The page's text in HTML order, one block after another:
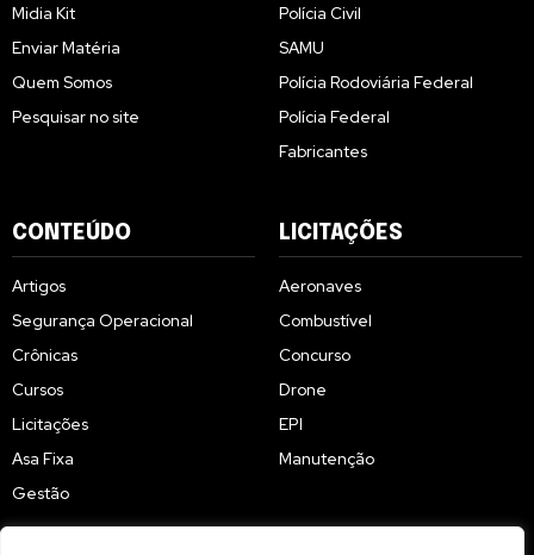
Midia Kit
Enviar Matéria
Quem Somos
Pesquisar no site
Polícia Civil
SAMU
Polícia Rodoviária Federal
Polícia Federal
Fabricantes
CONTEÚDO
Artigos
Segurança Operacional
Crônicas
Cursos
Licitações
Asa Fixa
Gestão
LICITAÇÕES
Aeronaves
Combustível
Concurso
Drone
EPI
Manutenção